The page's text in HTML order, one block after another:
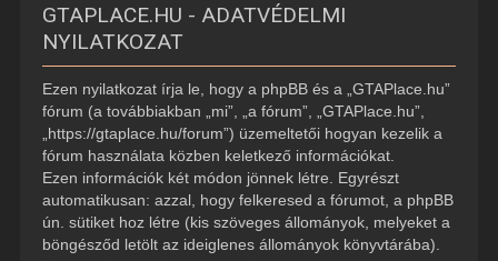
GTAPLACE.HU - ADATVÉDELMI
NYILATKOZAT
Ezen nyilatkozat írja le, hogy a phpBB és a „GTAPlace.hu”
fórum (a továbbiakban „mi”, „a fórum”, „GTAPlace.hu”,
„https://gtaplace.hu/forum”) üzemeltetői hogyan kezelik a
fórum használata közben keletkező információkat.
Ezen információk két módon jönnek létre. Egyrészt
automatikusan: azzal, hogy felkeresed a fórumot, a phpBB
ún. sütiket hoz létre (kis szöveges állományok, melyeket a
böngésződ letölt az ideiglenes állományok könyvtárába).